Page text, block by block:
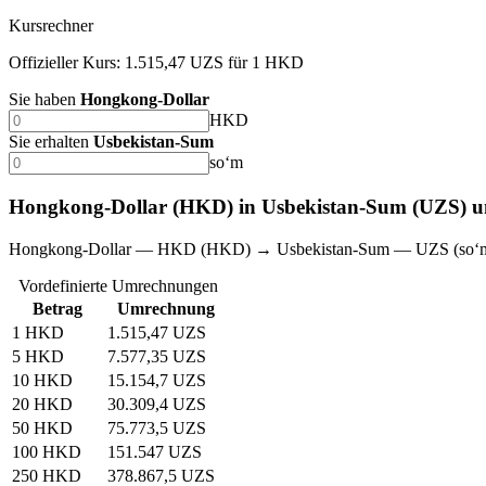
Kursrechner
Offizieller Kurs: 1.515,47 UZS für 1 HKD
Sie haben Hongkong-Dollar
HKD
Sie erhalten Usbekistan-Sum
soʻm
Hongkong-Dollar (HKD) in Usbekistan-Sum (UZS)
Hongkong-Dollar — HKD (HKD) → Usbekistan-Sum — UZS
Vordefinierte Umrechnungen
Betrag
Umrechnung
1 HKD
1.515,47 UZS
5 HKD
7.577,35 UZS
10 HKD
15.154,7 UZS
20 HKD
30.309,4 UZS
50 HKD
75.773,5 UZS
100 HKD
151.547 UZS
250 HKD
378.867,5 UZS